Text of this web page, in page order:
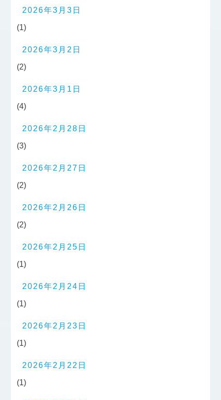
2026年3月3日
(1)
2026年3月2日
(2)
2026年3月1日
(4)
2026年2月28日
(3)
2026年2月27日
(2)
2026年2月26日
(2)
2026年2月25日
(1)
2026年2月24日
(1)
2026年2月23日
(1)
2026年2月22日
(1)